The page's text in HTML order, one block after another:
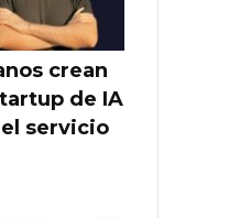
crean
de IA
servicio